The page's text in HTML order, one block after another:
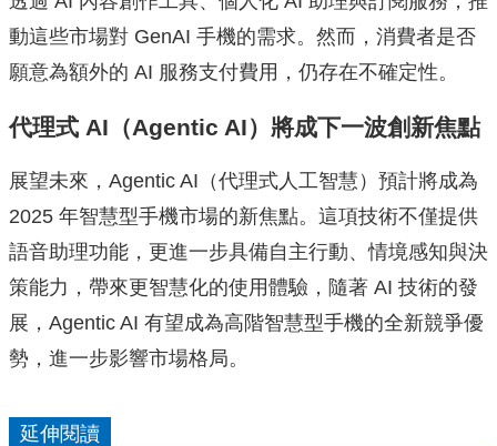
動這些市場對 GenAI 手機的需求。然而，消費者是否
願意為額外的 AI 服務支付費用，仍存在不確定性。
代理式 AI（Agentic AI）將成下一波創新焦點
展望未來，Agentic AI（代理式人工智慧）預計將成為
2025 年智慧型手機市場的新焦點。這項技術不僅提供
語音助理功能，更進一步具備自主行動、情境感知與決
策能力，帶來更智慧化的使用體驗，隨著 AI 技術的發
展，Agentic AI 有望成為高階智慧型手機的全新競爭優
勢，進一步影響市場格局。
延伸閱讀